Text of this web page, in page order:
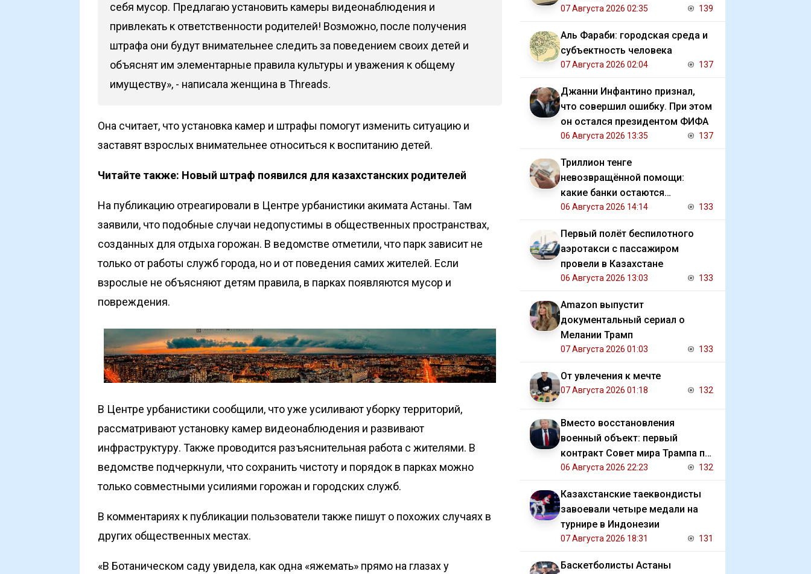
себя мусор. Предлагаю установить камеры видеонаблюдения и
привлекать к ответственности родителей! Возможно, после получения
штрафа они будут внимательнее следить за поведением своих детей и
объяснят им элементарные правила культуры и уважения к общему
имуществу», - написала женщина в Threads.
Она считает, что установка камер и штрафы помогут изменить ситуацию и
заставят взрослых внимательнее относиться к воспитанию детей.
Читайте также: Новый штраф появился для казахстанских родителей
На публикацию отреагировали в Центре урбанистики акимата Астаны. Там
заявили, что подобные случаи недопустимы в общественных пространствах,
созданных для отдыха горожан. В ведомстве отметили, что парк зависит не
только от работы служб города, но и от поведения самих жителей. Если
взрослые не объясняют детям правила, в парках появляются мусор и
повреждения.
В Центре урбанистики сообщили, что уже усиливают уборку территорий,
рассматривают установку камер видеонаблюдения и развивают
инфраструктуру. Также проводится разъяснительная работа с жителями. В
ведомстве подчеркнули, что сохранить чистоту и порядок в парках можно
только совместными усилиями горожан и городских служб.
В комментариях к публикации пользователи также пишут о похожих случаях в
других общественных местах.
«В Ботаническом саду увидела, как одна «яжемать» прямо на глазах у
07 Августа 2026 02:35 139
Аль Фараби: городская среда и
субъектность человека
07 Августа 2026 02:04 137
Джанни Инфантино признал,
что совершил ошибку. При этом
он остался президентом ФИФА
06 Августа 2026 13:35 137
Триллион тенге
невозвращённой помощи:
какие банки остаются
должниками государства
06 Августа 2026 14:14 133
Первый полёт беспилотного
аэротакси с пассажиром
провели в Казахстане
06 Августа 2026 13:03 133
Amazon выпустит
документальный сериал о
Мелании Трамп
07 Августа 2026 01:03 133
От увлечения к мечте
07 Августа 2026 01:18 132
Вместо восстановления
военный объект: первый
контракт Совет мира Трампа по
Газе
06 Августа 2026 22:23 132
Казахстанские таеквондисты
завоевали четыре медали на
турнире в Индонезии
07 Августа 2026 18:31 131
Баскетболисты Астаны